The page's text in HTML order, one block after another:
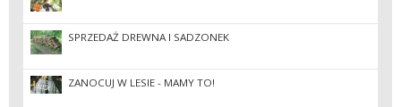
SPRZEDAŻ DREWNA I SADZONEK
ZANOCUJ W LESIE - MAMY TO!